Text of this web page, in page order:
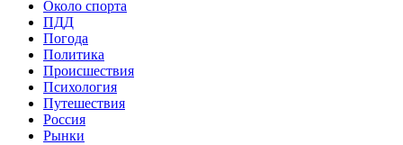
Около спорта
ПДД
Погода
Политика
Происшествия
Психология
Путешествия
Россия
Рынки